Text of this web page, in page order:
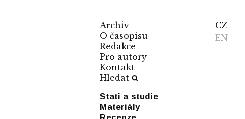
Archiv
O časopisu
Redakce
Pro autory
Kontakt
Hledat
Stati a studie
Materiály
CZ
EN